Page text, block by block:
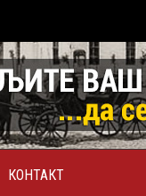
КОНТАКТ